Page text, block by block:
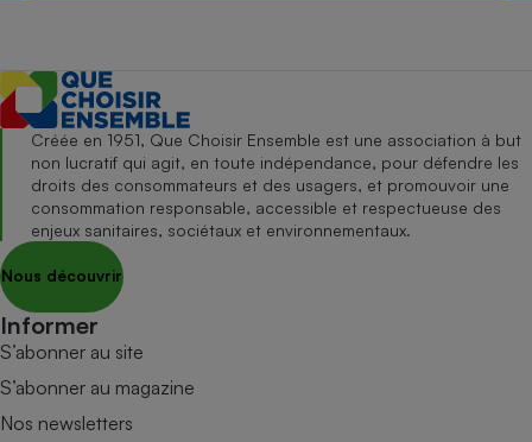
Créée en 1951, Que Choisir Ensemble est une association à but
non lucratif qui agit, en toute indépendance, pour défendre les
droits des consommateurs et des usagers, et promouvoir une
consommation responsable, accessible et respectueuse des
enjeux sanitaires, sociétaux et environnementaux.
Nous découvrir
Informer
S’abonner au site
S’abonner au magazine
Nos newsletters